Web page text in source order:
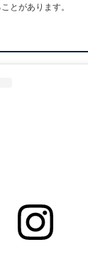
とがあります。